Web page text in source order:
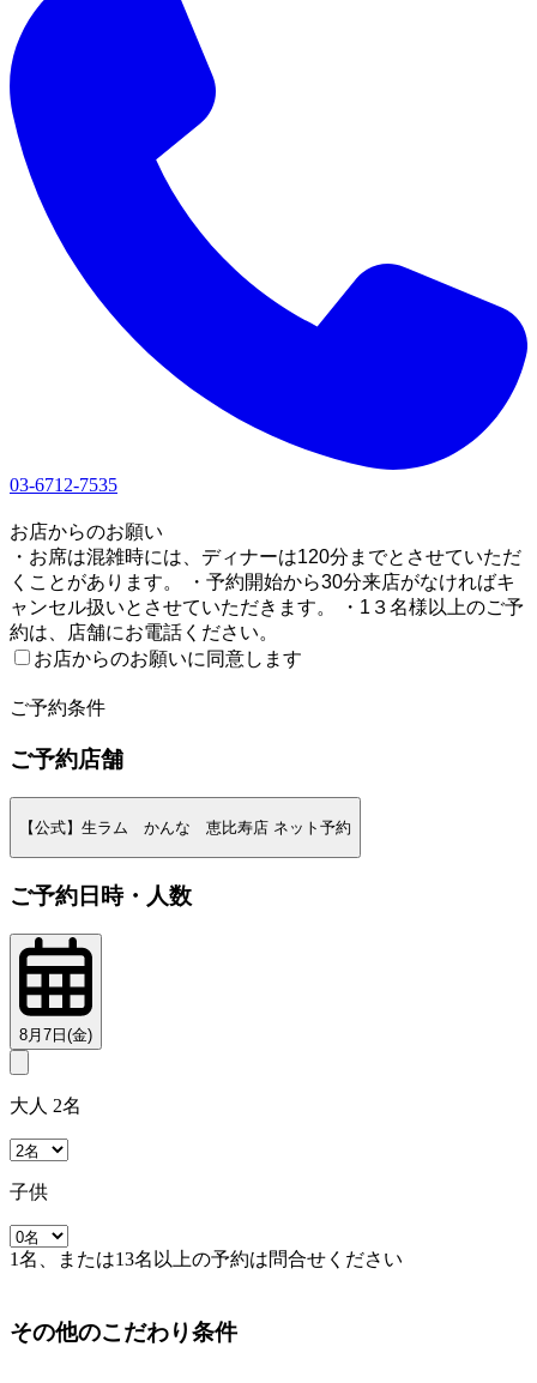
03-6712-7535
お店からのお願い
・お席は混雑時には、ディナーは120分までとさせていただ
くことがあります。 ・予約開始から30分来店がなければキ
ャンセル扱いとさせていただきます。 ・1３名様以上のご予
約は、店舗にお電話ください。
お店からのお願いに同意します
ご予約条件
ご予約店舗
【公式】生ラム かんな 恵比寿店 ネット予約
ご予約日時・人数
8月7日(金)
大人 2名
子供
1名、または13名以上の予約は問合せください
その他のこだわり条件